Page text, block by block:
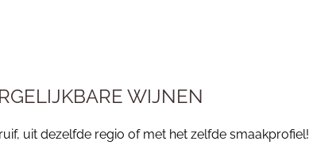
WIJNEN
uit dezelfde regio of met het zelfde smaakprofiel!